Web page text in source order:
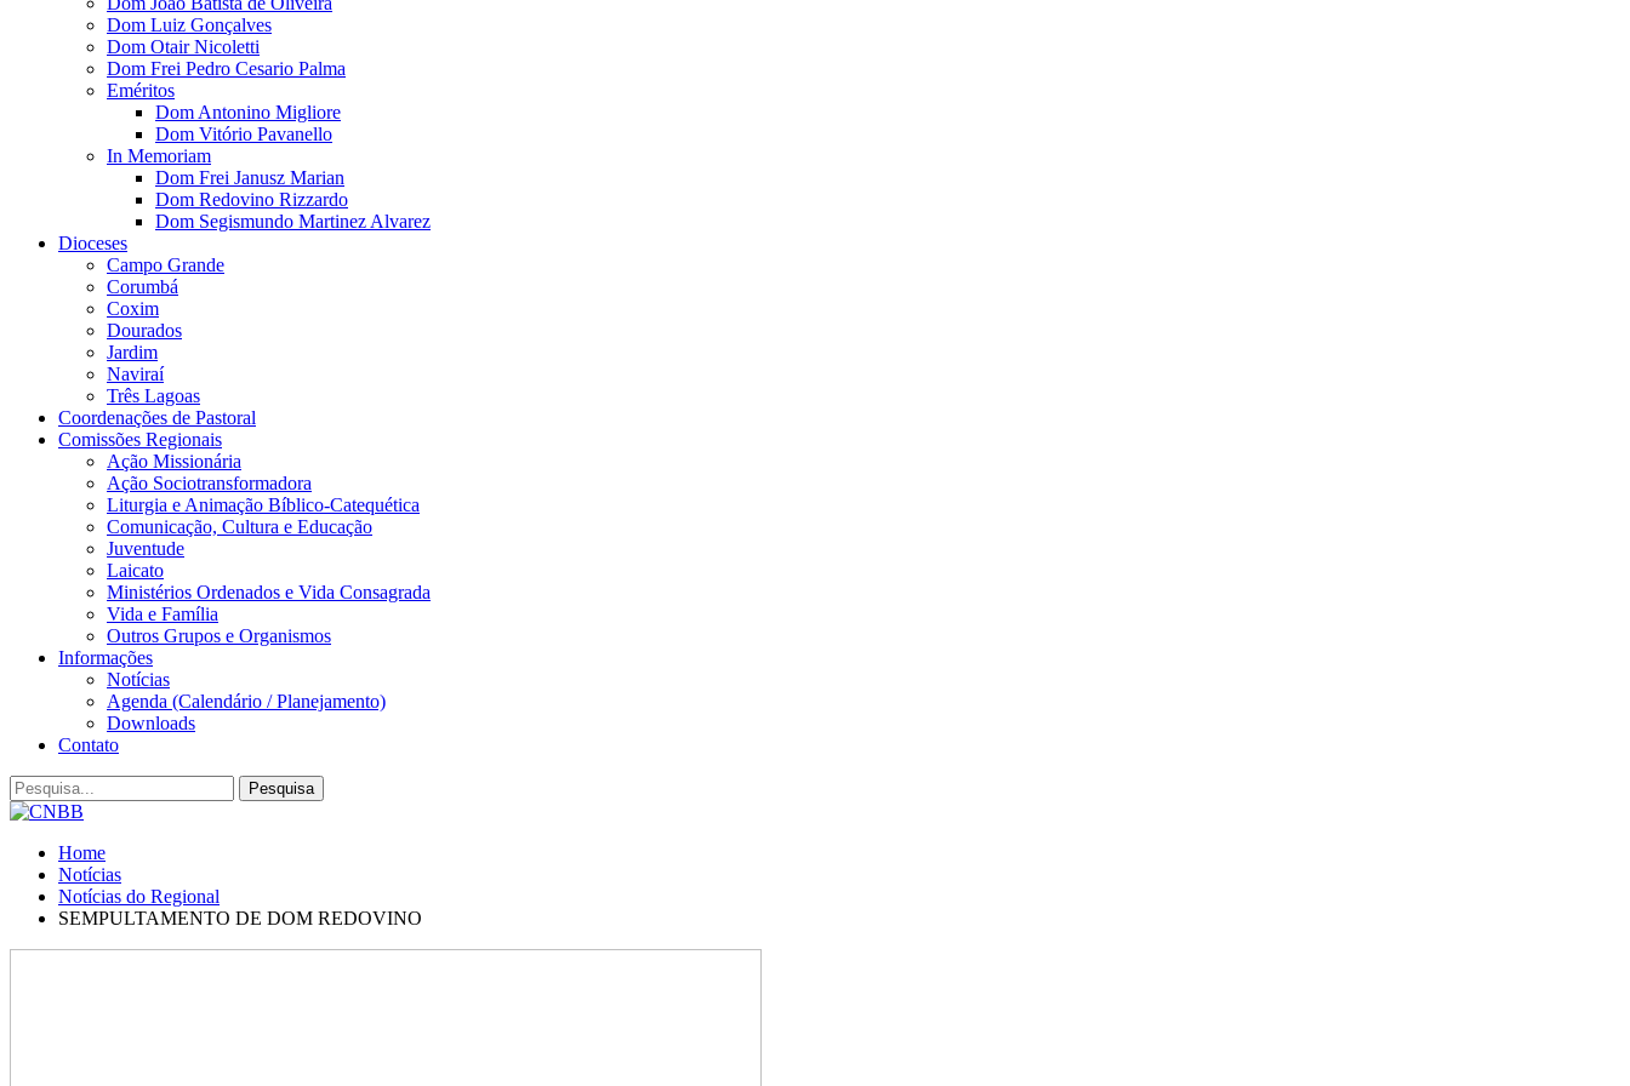
Dom Luiz Gonçalves
Dom Otair Nicoletti
Dom Frei Pedro Cesario Palma
Eméritos
Dom Antonino Migliore
Dom Vitório Pavanello
In Memoriam
Dom Frei Janusz Marian
Dom Redovino Rizzardo
Dom Segismundo Martinez Alvarez
Dioceses
Campo Grande
Corumbá
Coxim
Dourados
Jardim
Naviraí
Três Lagoas
Coordenações de Pastoral
Comissões Regionais
Ação Missionária
Ação Sociotransformadora
Liturgia e Animação Bíblico-Catequética
Comunicação, Cultura e Educação
Juventude
Laicato
Ministérios Ordenados e Vida Consagrada
Vida e Família
Outros Grupos e Organismos
Informações
Notícias
Agenda (Calendário / Planejamento)
Downloads
Contato
Home
Notícias
Notícias do Regional
SEMPULTAMENTO DE DOM REDOVINO